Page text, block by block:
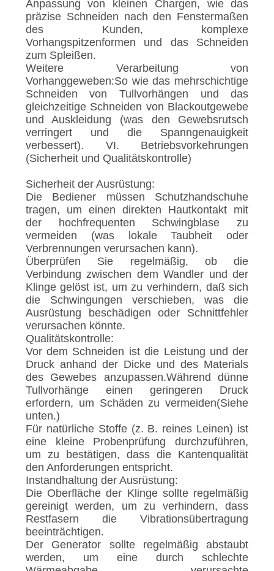
Anpassung von kleinen Chargen, wie das
präzise Schneiden nach den Fenstermaßen
des Kunden, komplexe
Vorhangspitzenformen und das Schneiden
zum Spleißen.
Weitere Verarbeitung von
Vorhanggeweben:So wie das mehrschichtige
Schneiden von Tullvorhängen und das
gleichzeitige Schneiden von Blackoutgewebe
und Auskleidung (was den Gewebsrutsch
verringert und die Spanngenauigkeit
verbessert). VI. Betriebsvorkehrungen
(Sicherheit und Qualitätskontrolle)
Sicherheit der Ausrüstung:
Die Bediener müssen Schutzhandschuhe
tragen, um einen direkten Hautkontakt mit
der hochfrequenten Schwingblase zu
vermeiden (was lokale Taubheit oder
Verbrennungen verursachen kann).
Überprüfen Sie regelmäßig, ob die
Verbindung zwischen dem Wandler und der
Klinge gelöst ist, um zu verhindern, daß sich
die Schwingungen verschieben, was die
Ausrüstung beschädigen oder Schnittfehler
verursachen könnte.
Qualitätskontrolle:
Vor dem Schneiden ist die Leistung und der
Druck anhand der Dicke und des Materials
des Gewebes anzupassen.Während dünne
Tullvorhänge einen geringeren Druck
erfordern, um Schäden zu vermeiden(Siehe
unten.)
Für natürliche Stoffe (z. B. reines Leinen) ist
eine kleine Probenprüfung durchzuführen,
um zu bestätigen, dass die Kantenqualität
den Anforderungen entspricht.
Instandhaltung der Ausrüstung:
Die Oberfläche der Klinge sollte regelmäßig
gereinigt werden, um zu verhindern, dass
Restfasern die Vibrationsübertragung
beeinträchtigen.
Der Generator sollte regelmäßig abstaubt
werden, um eine durch schlechte